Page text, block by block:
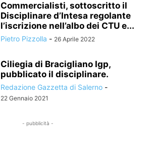
Commercialisti, sottoscritto il
Disciplinare d’Intesa regolante
l’iscrizione nell’albo dei CTU e...
Pietro Pizzolla - 26 Aprile 2022
Ciliegia di Bracigliano Igp,
pubblicato il disciplinare.
Redazione Gazzetta di Salerno -
22 Gennaio 2021
- pubblicità -